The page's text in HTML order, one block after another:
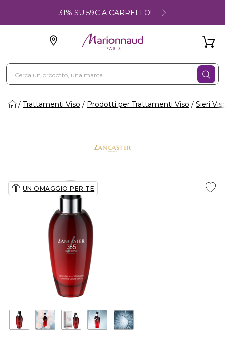
-31% SU 59€ A CARRELLO!
Trattamenti Viso Prodotti per Trattamenti Viso Sieri
UN OMAGGIO PER TE